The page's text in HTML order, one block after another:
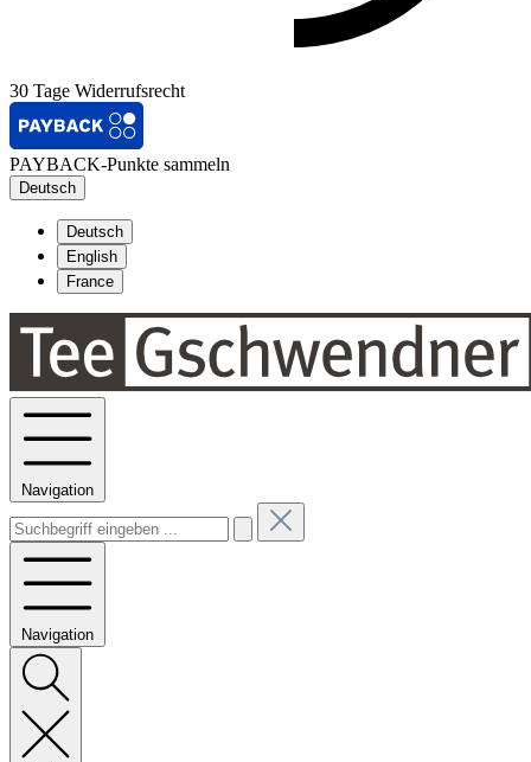
30 Tage Widerrufsrecht
PAYBACK-Punkte sammeln
Deutsch
Deutsch
English
France
Navigation
Navigation